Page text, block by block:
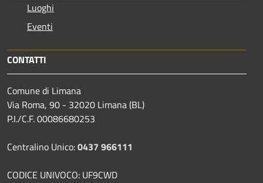
Luoghi
Eventi
CONTATTI
Comune di Limana
Via Roma, 90 - 32020 Limana (BL)
P.I./C.F. 00086680253
Centralino Unico:0437 966111
CODICE UNIVOCO: UF9CWD